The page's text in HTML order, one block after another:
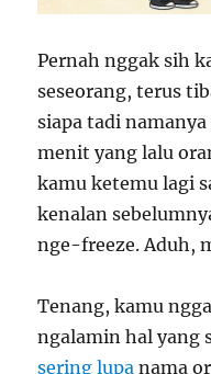
Pernah nggak sih
seseorang, terus
siapa tadi
menit yang lalu
kamu ketemu lagi
kenalan
nge-freeze. Aduh,
Tenang, kamu
ngalamin hal yang
sering lupa nama